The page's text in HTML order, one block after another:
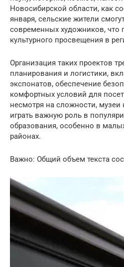
Новосибирской области, как
января, сельские жители
современных художников, что
культурного просвещения в
Организация таких проектов
планирования и логистики,
экспонатов, обеспечение
комфортных условий для
несмотря на сложности,
играть важную роль в
образования, особенно в
районах.
Важно: Общий объем текста